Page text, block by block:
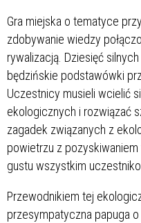
Gra miejska o tematyce
zdobywanie wiedzy
rywalizacją. Dziesięć
będzińskie podstawówki
Uczestnicy musieli wcielić
ekologicznych i rozwiązać
zagadek związanych z
powietrzu z
gustu wszystkim
Przewodnikiem tej
przesympatyczna papuga